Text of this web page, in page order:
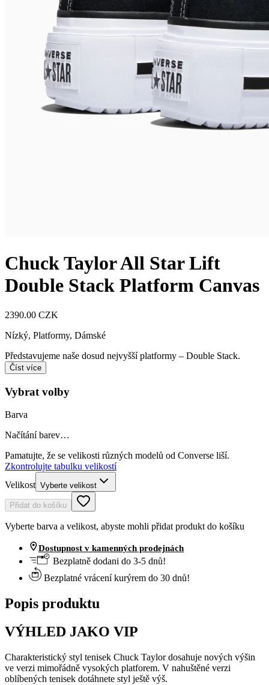
Chuck Taylor All Star Lift
Double Stack Platform Canvas
2390.00 CZK
Nízký, Platformy, Dámské
Představujeme naše dosud nejvyšší platformy – Double Stack.
Číst více
Vybrat volby
Barva
Načítání barev…
Pamatujte, že se velikosti různých modelů od Converse liší.
Zkontrolujte tabulku velikostí
Velikost Vyberte velikost
Přidat do košíku
Vyberte barva a velikost, abyste mohli přidat produkt do košíku
Dostupnost v kamenných prodejnách
Bezplatně dodani do 3-5 dnů!
Bezplatné vrácení kurýrem do 30 dnů!
Popis produktu
VÝHLED JAKO VIP
Charakteristický styl tenisek Chuck Taylor dosahuje nových výšin
ve verzi mimořádně vysokých platforem. V nahuštěné verzi
oblíbených tenisek dotáhnete styl ještě výš.